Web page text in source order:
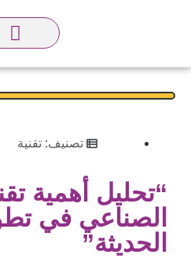
تصنيف:تقنية
“تحليل أهمية
الصناعي في
الحديثة”